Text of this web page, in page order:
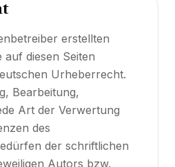
erstellten
diesen Seiten
Urheberrecht.
Bearbeitung,
Art der Verwertung
des
der schriftlichen
Autors bzw.